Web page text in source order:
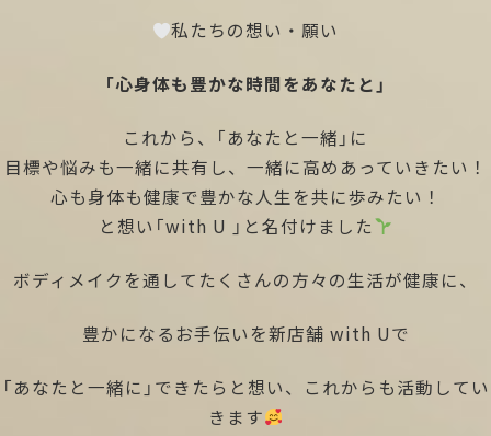
私たちの想い・願い
「心身体も豊かな時間をあなたと」
これから、「あなたと一緒」に
目標や悩みも一緒に共有し、一緒に高めあっていきたい！
心も身体も健康で豊かな人生を共に歩みたい！
と想い「with U 」と名付けました
ボディメイクを通してたくさんの方々の生活が健康に、
豊かになるお手伝いを新店舗 with Uで
「あなたと一緒に」できたらと想い、これからも活動してい
きます